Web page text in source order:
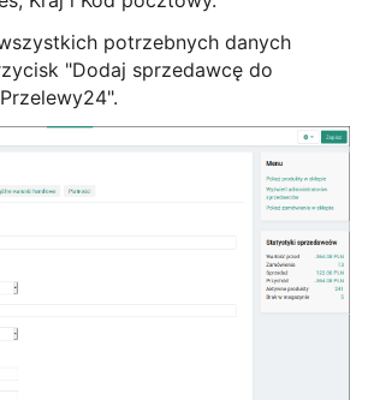
potrzebnych danych
"Dodaj sprzedawcę do